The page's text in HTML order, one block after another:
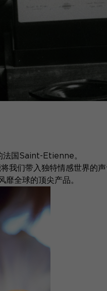
国Saint-Etienne。
们带入独特情感世界的
靡全球的顶尖产品。